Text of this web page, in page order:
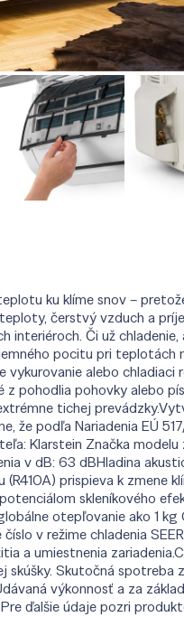
ku klíme snov –
čerstvý vzduch a
interiéroch. Či už
pocitu pri
alebo
pohodlia pohovky alebo
tichej
že podľa Nariadenia EÚ
Klarstein Značka
v dB: 63 dBHladina
prispieva k zmene
skleníkového
otepľovanie ako 1 kg
v režime chladenia
a umiestnenia
skúšky. Skutočná spotreba
výkonnosť a za
ďalšie údaje pozri